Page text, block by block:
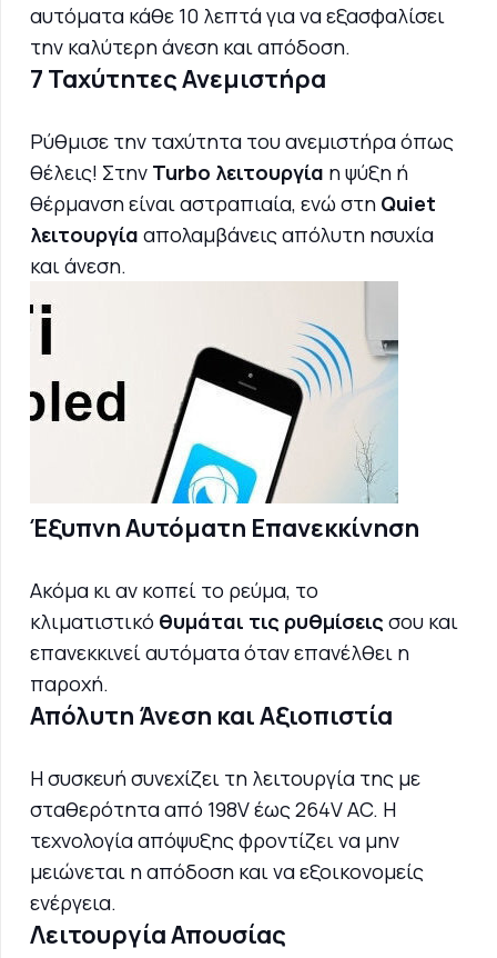
αυτόματα κάθε 10 λεπτά για να εξασφαλίσει
την καλύτερη άνεση και απόδοση.
7 Ταχύτητες Ανεμιστήρα
Ρύθμισε την ταχύτητα του ανεμιστήρα όπως
θέλεις! Στην Turbo λειτουργία η ψύξη ή
θέρμανση είναι αστραπιαία, ενώ στη Quiet
λειτουργία απολαμβάνεις απόλυτη ησυχία
και άνεση.
Έξυπνη Αυτόματη Επανεκκίνηση
Ακόμα κι αν κοπεί το ρεύμα, το
κλιματιστικό θυμάται τις ρυθμίσεις σου και
επανεκκινεί αυτόματα όταν επανέλθει η
παροχή.
Απόλυτη Άνεση και Αξιοπιστία
Η συσκευή συνεχίζει τη λειτουργία της με
σταθερότητα από 198V έως 264V AC. Η
τεχνολογία απόψυξης φροντίζει να μην
μειώνεται η απόδοση και να εξοικονομείς
ενέργεια.
Λειτουργία Απουσίας